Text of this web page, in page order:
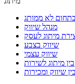
לא ממותג
מנהל שיווק
מיתוג לעסק
שיווק בצבע
שיווק עצמי
בין מיתוג לשירות
בין שיווק ומכירות